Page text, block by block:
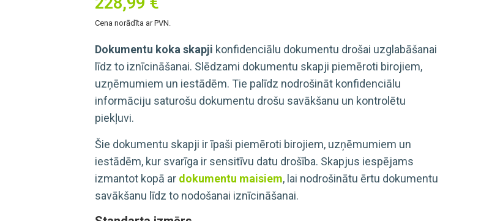
Cena norādīta ar PVN.
Dokumentu koka skapji konfidenciālu dokumentu drošai uzglabāšanai
līdz to iznīcināšanai. Slēdzami dokumentu skapji piemēroti birojiem,
uzņēmumiem un iestādēm. Tie palīdz nodrošināt konfidenciālu
informāciju saturošu dokumentu drošu savākšanu un kontrolētu
piekļuvi.
Šie dokumentu skapji ir īpaši piemēroti birojiem, uzņēmumiem un
iestādēm, kur svarīga ir sensitīvu datu drošība. Skapjus iespējams
izmantot kopā ar dokumentu maisiem, lai nodrošinātu ērtu dokumentu
savākšanu līdz to nodošanai iznīcināšanai.